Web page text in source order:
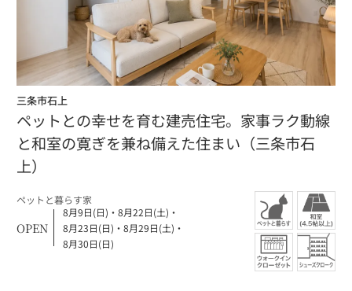
三条市石上
ペットとの幸せを育む建売住宅。家事ラク動線
と和室の寛ぎを兼ね備えた住まい（三条市石
上）
ペットと暮らす家
OPEN
8月9日(日) ・ 8月22日(土) ・
8月23日(日) ・ 8月29日(土) ・
8月30日(日)